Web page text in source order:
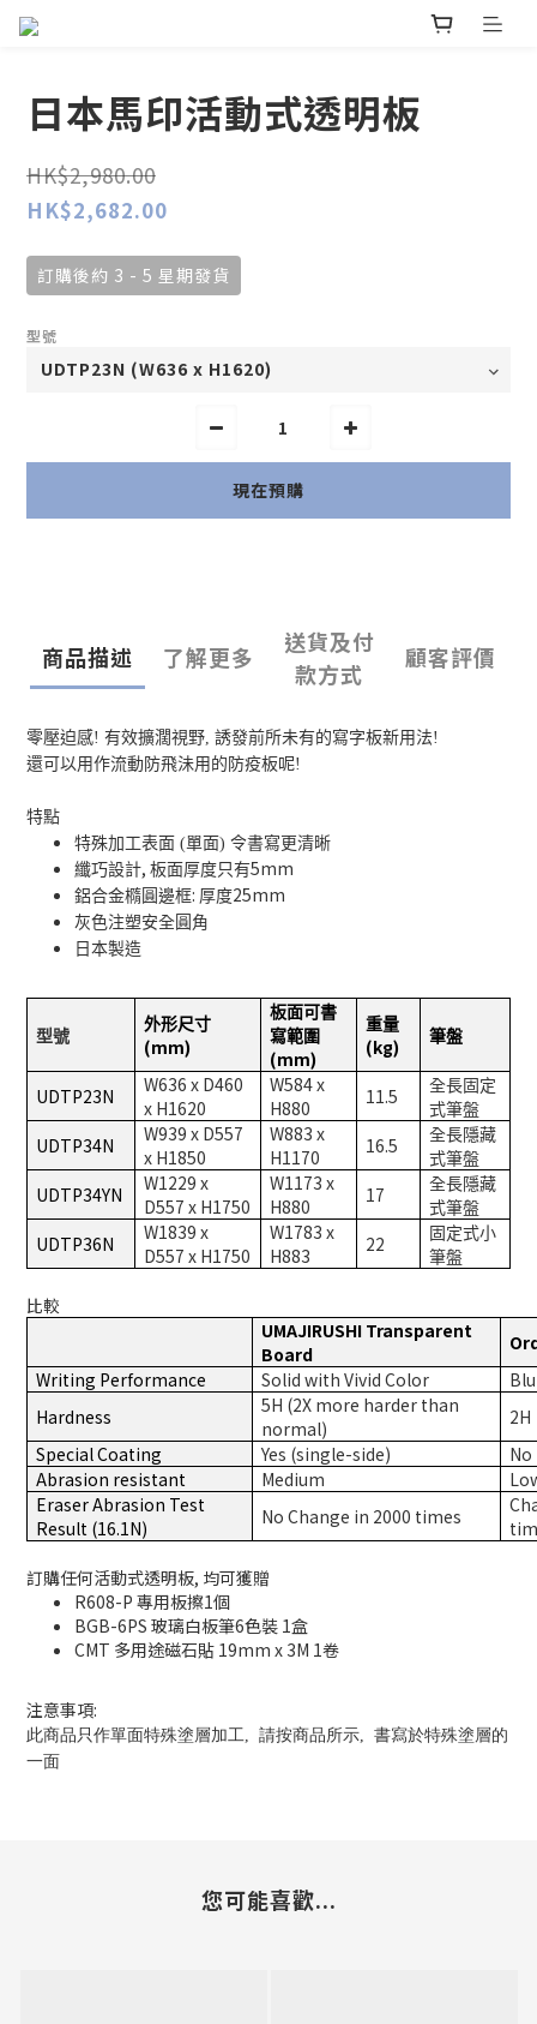
日本馬印活動式透明板
HK$2,980.00
HK$2,682.00
訂購後約 3 - 5 星期發貨
型號
現在預購
商品描述 了解更多
送貨及付
款方式
顧客評價
零壓迫感! 有效擴濶視野, 誘發前所未有的寫字板新用法!
還可以用作流動防飛沬用的防疫板呢!
特點
特殊加工表面 (單面) 令書寫更清晰
纖巧設計, 板面厚度只有5mm
鋁合金橢圓邊框: 厚度25mm
灰色注塑安全圓角
日本製造
型號
外形尺寸
(mm)
板面可書
寫範圍
(mm)
重量
(kg) 筆盤
UDTP23N
W636 x D460
x H1620
W584 x
H880
11.5
全長固定
式筆盤
UDTP34N
W939 x D557
x H1850
W883 x
H1170
16.5
全長隱藏
式筆盤
UDTP34YN
W1229 x
D557 x H1750
W1173 x
H880
17
全長隱藏
式筆盤
UDTP36N
W1839 x
D557 x H1750
W1783 x
H883
22
固定式小
筆盤
比較
UMAJIRUSHI Transparent
Board
Writing Performance
Solid with Vivid Color
Hardness
5H (2X more harder than
normal)
2H
Special Coating
Yes (single-side)
No
Abrasion resistant
Medium
Eraser Abrasion Test
Result (16.1N)
No Change in 2000 times
訂購任何活動式透明板, 均可獲贈
R608-P 專用板擦1個
BGB-6PS 玻璃白板筆6色裝 1盒
CMT 多用途磁石貼 19mm x 3M 1卷
注意事項:
此商品只作單面特殊塗層加工, 請按商品所示, 書寫於特殊塗層的
一面
您可能喜歡...